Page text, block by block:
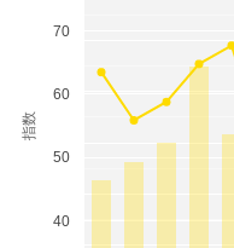
40
50
60
70
指数